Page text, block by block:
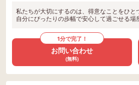
私たちが大切にするのは、得意なことをひと
自分にぴったりの歩幅で安心して過ごせる場
1分で完了！
お問い合わせ
(無料)